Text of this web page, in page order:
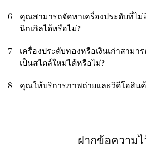
6
คุณสามารถจัดหาเครื่องประดับที่ไ
นิกเกิลได้หรือไม่?
7
เครื่องประดับทองหรือเงินเก่าสามา
เป็นสไตล์ใหม่ได้หรือไม่?
8 คุณให้บริการภาพถ่ายและวิดีโอสิน
ฝากข้อความไ